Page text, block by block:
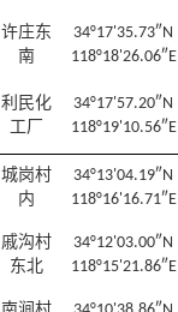
许庄东
南
34°17'35.73″N
118°18'26.06″E
利民化
工厂
34°17'57.20″N
118°19'10.56″E
城岗村
内
34°13'04.19″N
118°16'16.71″E
戚沟村
东北
34°12'03.00″N
118°15'21.86″E